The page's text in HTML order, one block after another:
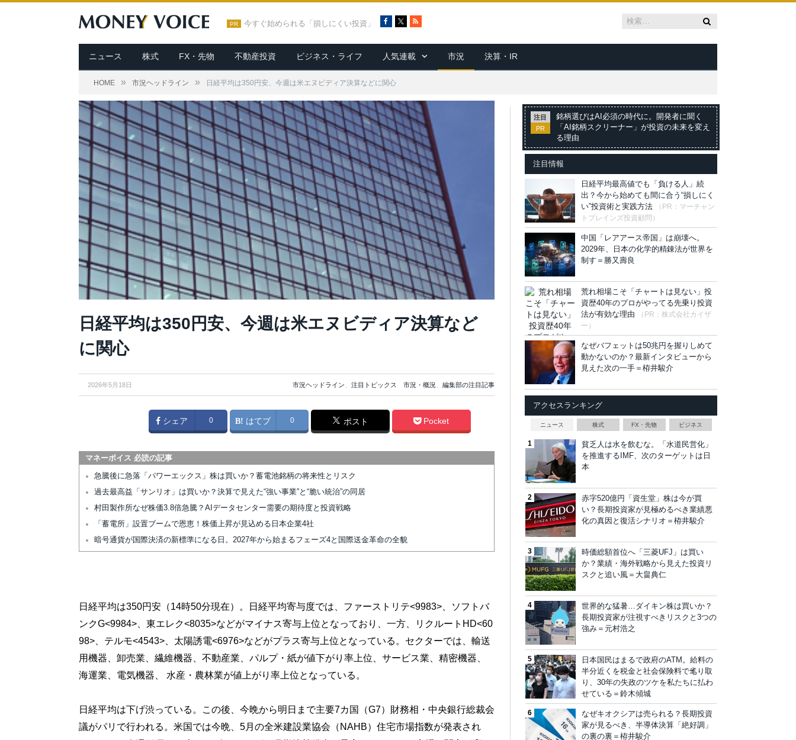
PR 今すぐ始められる「損しにくい投資」
c
e
b
o
k
R
S
ニュース 株式 FX・先物 不動産投資 ビジネス・ライフ 人気連載 市況 決算・IR
HOME » 市況ヘッドライン » 日経平均は350円安、今週は米エヌビディア決算などに関心
日経平均は350円安、今週は米エヌビディア決算など
に関心
2026年5月18日 市況ヘッドライン 注目トピックス 市況・概況 編集部の注目記事
シェア 0 はてブ 0 ポスト Pocket
マネーボイス 必読の記事
急騰後に急落「パワーエックス」株は買いか？蓄電池銘柄の将来性とリスク
過去最高益「サンリオ」は買いか？決算で見えた“強い事業”と“脆い統治”の同居
村田製作所なぜ株価3.8倍急騰？AIデータセンター需要の期待度と投資戦略
「蓄電所」設置ブームで恩恵！株価上昇が見込める日本企業4社
暗号通貨が国際決済の新標準になる日。2027年から始まるフェーズ4と国際送金革命の全貌
日経平均は350円安（14時50分現在）。日経平均寄与度では、ファーストリテ<9983>、ソフトバ
ンクG<9984>、東エレク<8035>などがマイナス寄与上位となっており、一方、リクルートHD<60
98>、テルモ<4543>、太陽誘電<6976>などがプラス寄与上位となっている。セクターでは、輸送
用機器、卸売業、繊維機器、不動産業、パルプ・紙が値下がり率上位、サービス業、精密機器、
海運業、電気機器、 水産・農林業が値上がり率上位となっている。
日経平均は下げ渋っている。この後、今晩から明日まで主要7カ国（G7）財務相・中央銀行総裁会
議がパリで行われる。米国では今晩、5月の全米建設業協会（NAHB）住宅市場指数が発表され
注目
PR
銘柄選びはAI必須の時代に。開発者に聞く
「AI銘柄スクリーナー」が投資の未来を変え
る理由
注目情報
日経平均最高値でも「負ける人」続
出？今から始めても間に合う“損しにく
い”投資術と実践方法
（PR：マーチャン
トブレインズ投資顧問）
中国「レアアース帝国」は崩壊へ。
2029年、日本の化学的精錬法が世界を
制す＝勝又壽良
荒れ相場こそ「チャートは見ない」投
資歴40年のプロがやってる先乗り投資
法が有効な理由
（PR：株式会社カイザ
ー）
なぜバフェットは50兆円を握りしめて
動かないのか？最新インタビューから
見えた次の一手＝栫井駿介
アクセスランキング
ニュース 株式 FX・先物 ビジネス
貧乏人は水を飲むな。「水道民営化」
を推進するIMF、次のターゲットは日
本
赤字520億円「資生堂」株は今が買
い？長期投資家が見極めるべき業績悪
化の真因と復活シナリオ＝栫井駿介
時価総額首位へ「三菱UFJ」は買い
か？業績・海外戦略から見えた投資リ
スクと追い風＝大畠典仁
世界的な猛暑…ダイキン株は買いか？
長期投資家が注視すべきリスクと3つの
強み＝元村浩之
日本国民はまるで政府のATM。給料の
半分近くを税金と社会保険料で毟り取
り、30年の失政のツケを私たちに払わ
せている＝鈴木傾城
なぜキオクシアは売られる？長期投資
家が見るべき、半導体決算「絶好調」
の裏の裏＝栫井駿介